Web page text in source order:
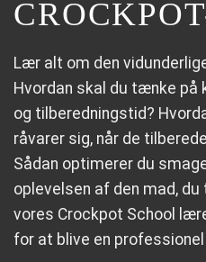
Lær alt om den
Hvordan skal du tænke
og tilberedningstid?
råvarer sig, når de
Sådan optimerer du
oplevelsen af den mad, du
vores Crockpot School
for at blive en